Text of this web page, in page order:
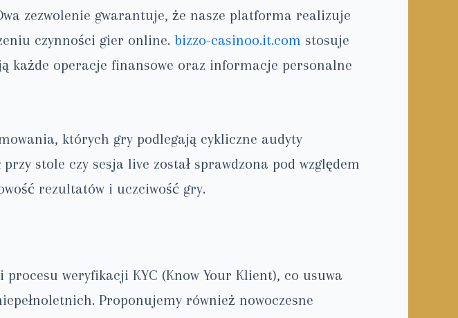
zezwolenie gwarantuje, że nasze platforma realizuje
czynności gier online. bizzo-casinoo.it.com stosuje
każde operacje finansowe oraz informacje personalne
których gry podlegają cykliczne audyty
stole czy sesja live został sprawdzona pod względem
rezultatów i uczciwość gry.
weryfikacji KYC (Know Your Klient), co usuwa
Proponujemy również nowoczesne